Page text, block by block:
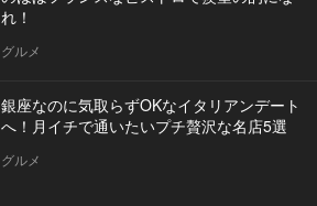
れ！
グルメ
銀座なのに気取らずOKなイタリアンデート
へ！月イチで通いたいプチ贅沢な名店5選
グルメ